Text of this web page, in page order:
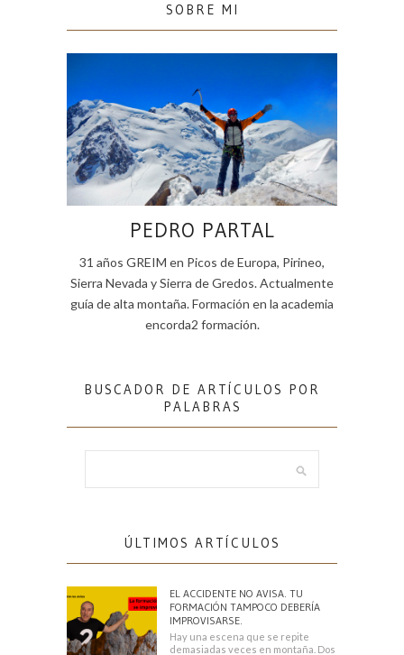
SOBRE MI
PEDRO PARTAL
31 años GREIM en Picos de Europa, Pirineo,
Sierra Nevada y Sierra de Gredos. Actualmente
guía de alta montaña. Formación en la academia
encorda2 formación.
BUSCADOR DE ARTÍCULOS POR
PALABRAS
ÚLTIMOS ARTÍCULOS
EL ACCIDENTE NO AVISA. TU
FORMACIÓN TAMPOCO DEBERÍA
IMPROVISARSE.
Hay una escena que se repite
demasiadas veces en montaña. Dos